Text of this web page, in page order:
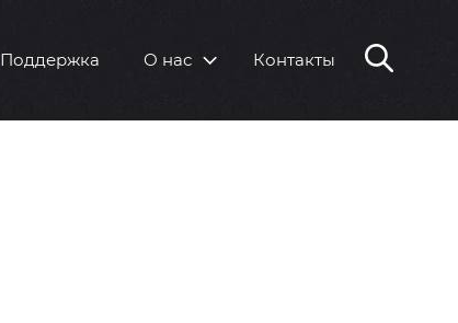
Поддержка О нас Контакты